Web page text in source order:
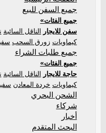
جميع السفن للبيع
جميع الفئات»
سفن للايجار الناقل السائبة
كيماويات زورق السحب
جميع طلبات الشراء
جميع الفئات»
حاجة للايجار الناقل السائبة
كيماويات خردة المعادن
الشحن البحري
شركاء
أخبار
البحث المتقدم